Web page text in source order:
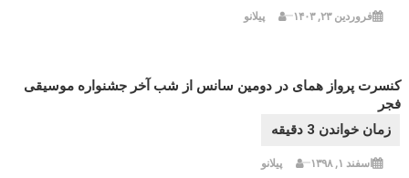
فروردین ۲۳, ۱۴۰۳ پیلانو
کنسرت پرواز همای در دومین سانس از شب آخر جشنواره موسیقی
فجر
اسفند ۱, ۱۳۹۸ پیلانو